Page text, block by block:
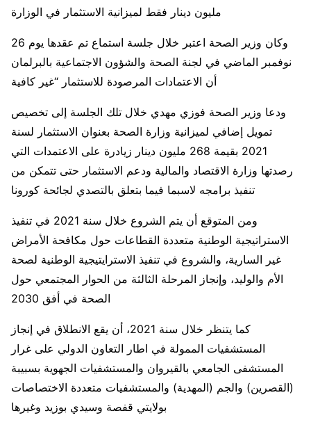
مليون دينار فقط لميزانية الاستثمار في الوزارة
وكان وزير الصحة اعتبر خلال جلسة استماع تم عقدها يوم 26
نوفمبر الماضي في لجنة الصحة والشؤون الاجتماعية بالبرلمان
أن الاعتمادات المرصودة للاستثمار “غير كافية
ودعا وزير الصحة فوزي مهدي خلال تلك الجلسة إلى تخصيص
تمويل إضافي لميزانية وزارة الصحة بعنوان الاستثمار لسنة
2021 بقيمة 268 مليون دينار زيادرة على الاعتمدات التي
رصدتها وزارة الاقتصاد والمالية ودعم الاستثمار حتى تتمكن من
تنفيذ برامجه لاسبما فيما بتعلق بالتصدي لجائحة كورونا
ومن المتوقع أن يتم الشروع خلال سنة 2021 في تنفيذ
الاستراتيجية الوطنية متعددة القطاعات حول مكافحة الأمراض
غير السارية، والشروع في تنفيذ الاسترايتيجية الوطنية لصحة
الأم والوليد، وإنجاز المرحلة الثالثة من الحوار المجتمعي حول
الصحة في أفق 2030
كما يتنظر خلال سنة 2021، أن يقع الانطلاق في إنجاز
المستشفيات الممولة في اطار التعاون الدولي على غرار
المستشفى الجامعي بالقيروان والمستشفيات الجهوية بسبيبة
(القصرين) والجم (المهدية) والمستشفيات متعددة الاختصاصات
بولايتي قفصة وسيدي بوزيد وغيرها